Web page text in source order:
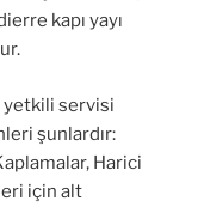
kapı yayı
yetkili servisi
şunlardır:
Harici
için alt